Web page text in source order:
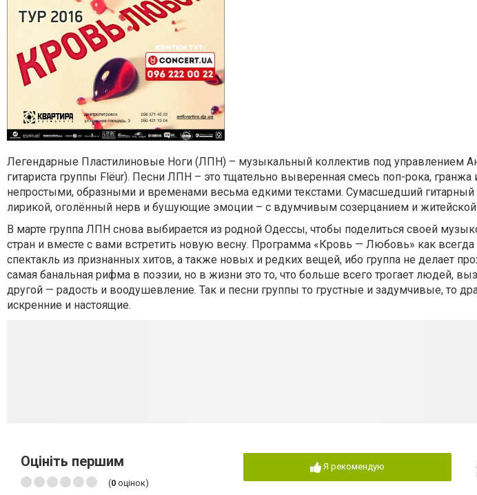
Легендарные Пластилиновые Ноги (ЛПН) – музыкальный коллектив под управлением
гитариста группы Flёur). Песни ЛПН – это тщательно выверенная смесь поп-рока, гранжа
непростыми, образными и временами весьма едкими текстами. Сумасшедший гитарный
лирикой, оголённый нерв и бушующие эмоции – с вдумчивым созерцанием и
В марте группа ЛПН снова выбирается из родной Одессы, чтобы поделиться своей
стран и вместе с вами встретить новую весну. Программа «Кровь — Любовь» как
спектакль из признанных хитов, а также новых и редких вещей, ибо группа не делает
самая банальная рифма в поэзии, но в жизни это то, что больше всего трогает людей,
другой — радость и воодушевление. Так и песни группы то грустные и задумчивые, то
искренние и настоящие.
Оцініть першим
(0 оцінок)
Я рекомендую